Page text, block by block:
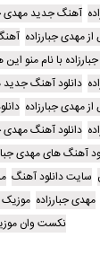
آهنگ جدید مهدی
مهدی جبارزاده
با نام منو
دانلود آهنگ جدید
مهدی جبارزاده
دانلود آهنگ مهدی
آهنگ های مهدی
سایت دانلود آهنگ
مهدی جبارزاده
نکست وان